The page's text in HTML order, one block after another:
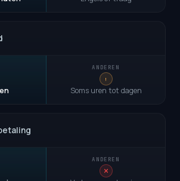
Soms uren tot dagen